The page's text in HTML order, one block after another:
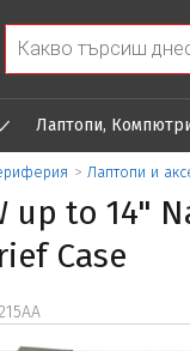
Лаптопи,
> Лаптопи и
up to 14"
Case